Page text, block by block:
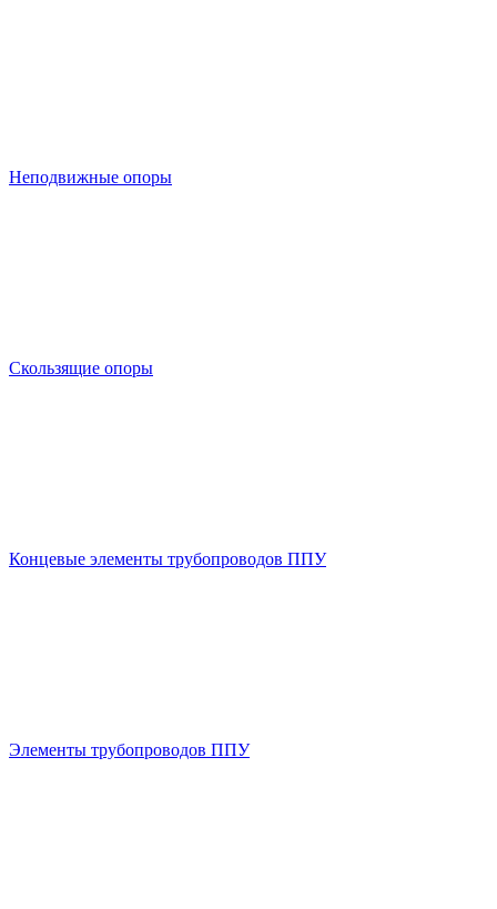
Неподвижные опоры
Скользящие опоры
Концевые элементы трубопроводов ППУ
Элементы трубопроводов ППУ